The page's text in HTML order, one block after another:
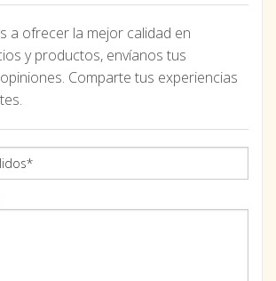
a ofrecer la mejor calidad en
y productos, envíanos tus
Comparte tus experiencias